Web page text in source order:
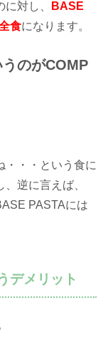
対し、
BASE
食になります。
うのがCOMP
・・・という食に
逆に言えば、
PASTAには
デメリット